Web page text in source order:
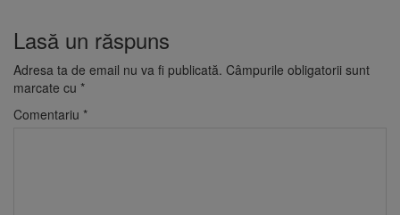
Lasă un răspuns
Adresa ta de email nu va fi publicată. Câmpurile obligatorii sunt
marcate cu *
Comentariu *